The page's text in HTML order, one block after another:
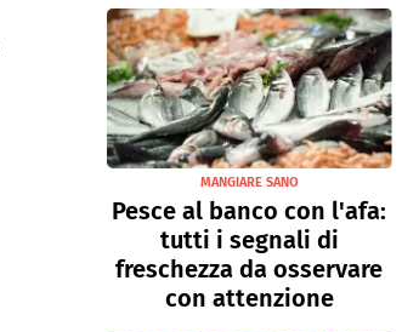
MANGIARE SANO
Pesce al banco con l'afa:
tutti i segnali di
freschezza da osservare
con attenzione